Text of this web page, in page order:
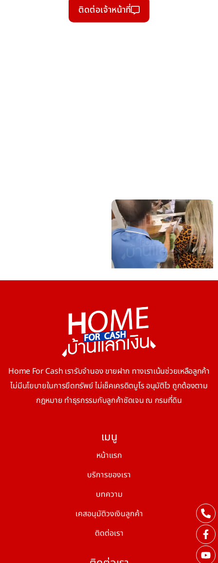
ติดต่อเจ้าหน้าที่
Home For Cash เรารับจำนอง ขายฝาก ทางเราเน้นช่วยเหลือลูกค้า
ไม่มีนโยบายในการยึดทรัพย์ ไม่เช็คเครดิตบูโร อนุมัติไว ถูกต้องตาม
กฎหมาย ทำธุรกรรมกับลูกค้าชัดเจน ณ กรมที่ดิน
เมนู
หน้าแรก
บริการของเรา
บทความ
เคสอนุมัติวงเงินลูกค้า
ติดต่อเรา